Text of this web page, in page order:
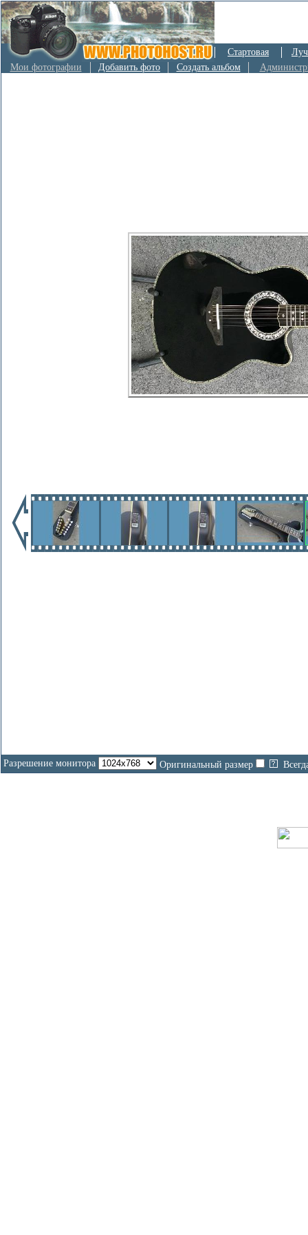
Стартовая
Мои фотографии
Добавить фото Создать альбом
Разрешение монитора Оригинальный размер